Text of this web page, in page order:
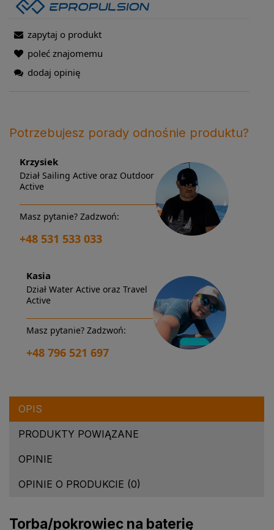
zapytaj o produkt
poleć znajomemu
dodaj opinię
Potrzebujesz porady odnośnie produktu?
Krzysiek
Dział Sailing Active oraz Outdoor
Active
Masz pytanie? Zadzwoń:
+48 531 533 033
Kasia
Dział Water Active oraz Travel
Active
Masz pytanie? Zadzwoń:
+48 796 521 697
OPIS
PRODUKTY POWIĄZANE
OPINIE
OPINIE O PRODUKCIE (0)
Torba/pokrowiec na baterię